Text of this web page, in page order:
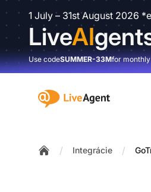
1 July – 31st August 2026
LiveAI
Use codeSUMMER-33Mfor
:site.title
/ Integrácie /